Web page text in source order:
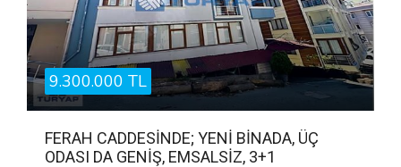
9.300.000 TL
FERAH CADDESİNDE; YENİ BİNADA, ÜÇ
ODASI DA GENİŞ, EMSALSİZ, 3+1